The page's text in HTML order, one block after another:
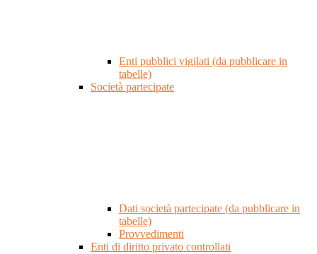
Enti pubblici vigilati (da pubblicare in
tabelle)
Società partecipate
Dati società partecipate (da pubblicare in
tabelle)
Provvedimenti
Enti di diritto privato controllati